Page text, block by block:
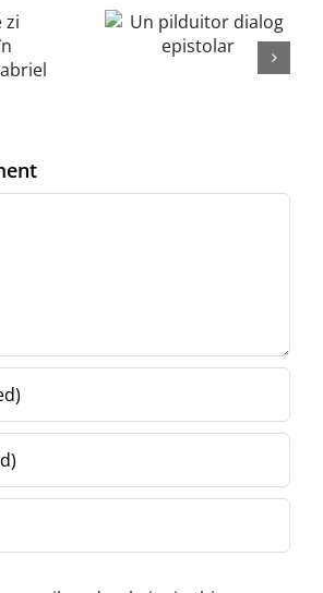
de cuie și
de restul